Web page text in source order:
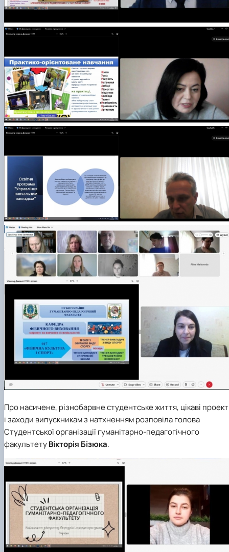
Про насичене, різнобарвне студентське життя, цікаві
і заходи випускникам з натхненням розповіла голова
Студентської організації гуманітарно-педагогічного
факультетуВікторія Бізюка.